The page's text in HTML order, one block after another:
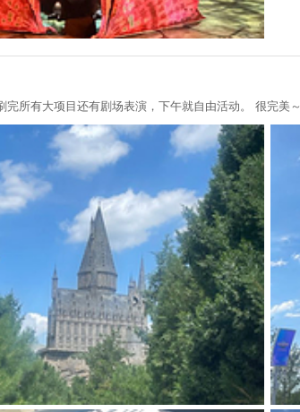
所有大项目还有剧场表演，下午就自由活动。 很完美～